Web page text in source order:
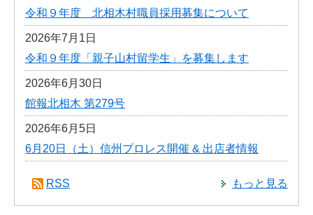
令和９年度 北相木村職員採用募集について
2026年7月1日
令和９年度「親子山村留学生」を募集します
2026年6月30日
館報北相木 第279号
2026年6月5日
6月20日（土）信州プロレス開催 & 出店者情報
もっと見る
RSS